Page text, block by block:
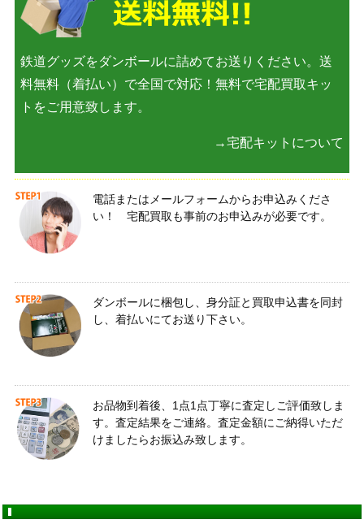
鉄道グッズをダンボールに詰めてお送りください。送
料無料（着払い）で全国で対応！無料で宅配買取キッ
トをご用意致します。
→宅配キットについて
電話またはメールフォームからお申込みくださ
い！ 宅配買取も事前のお申込みが必要です。
ダンボールに梱包し、身分証と買取申込書を同封
し、着払いにてお送り下さい。
お品物到着後、1点1点丁寧に査定しご評価致しま
す。査定結果をご連絡。査定金額にご納得いただ
けましたらお振込み致します。